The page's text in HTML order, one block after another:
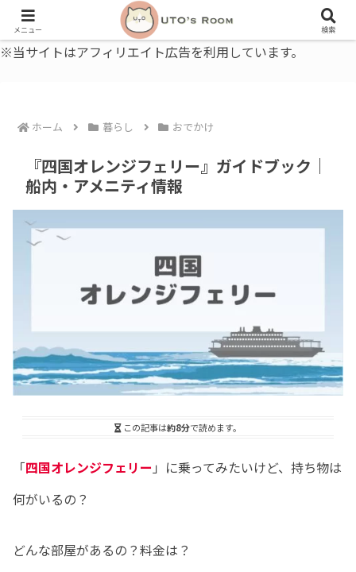
うとの部屋｜毎日に、ちょっと役立つ色と暮らし、健康のこと。
※当サイトはアフィリエイト広告を利用しています。
ホーム 暮らし おでかけ
『四国オレンジフェリー』ガイドブック｜
船内・アメニティ情報
この記事は約8分で読めます。
「四国オレンジフェリー 」に乗ってみたいけど、持ち物は
何がいるの？
どんな部屋があるの？料金は？
メニュー 検索